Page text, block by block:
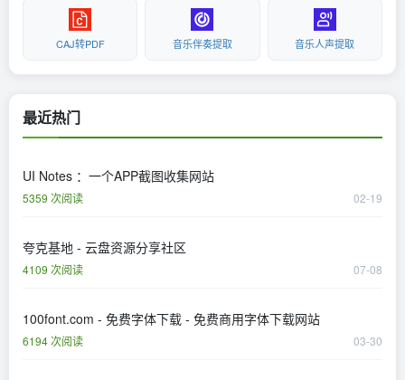
CAJ转PDF 音乐伴奏提取 音乐人声提取
最近热门
UI Notes ：一个APP截图收集网站
5359 次阅读 02-19
夸克基地 - 云盘资源分享社区
4109 次阅读 07-08
100font.com - 免费字体下载 - 免费商用字体下载网站
6194 次阅读 03-30